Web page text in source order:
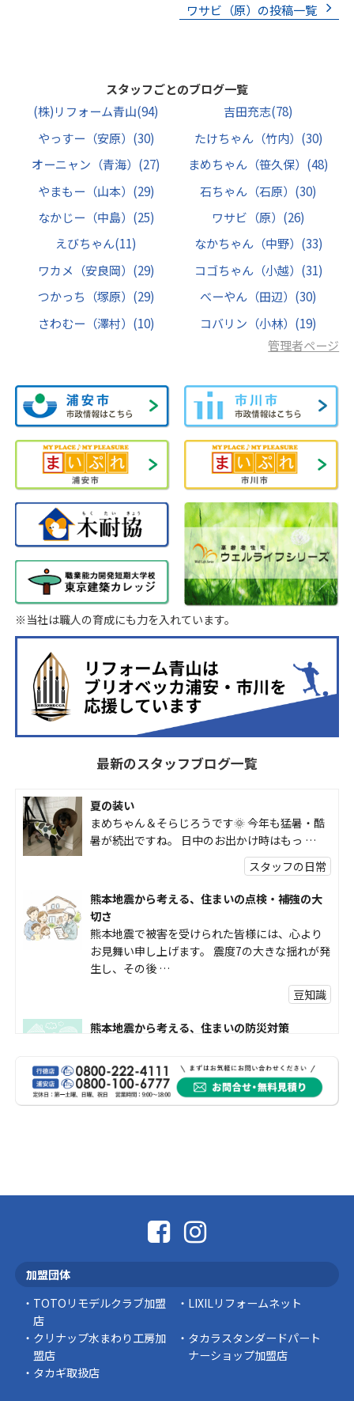
ワサビ（原）の投稿一覧
スタッフごとのブログ一覧
(株)リフォーム青山(94) 吉田充志(78)
やっすー（安原） (30) たけちゃん（竹内） (30)
オーニャン（青海） (27) まめちゃん（笹久保） (48)
やまもー（山本） (29) 石ちゃん（石原） (30)
なかじー（中島） (25) ワサビ（原） (26)
えびちゃん(11) なかちゃん（中野） (33)
ワカメ（安良岡） (29) コゴちゃん（小越） (31)
つかっち（塚原） (29) べーやん（田辺） (30)
さわむー（澤村） (10) コバリン（小林） (19)
管理者ページ
※当社は職人の育成にも力を入れています。
最新のスタッフブログ一覧
夏の装い
まめちゃん＆そらじろうです🌞 今年も猛暑・酷
暑が続出ですね。 日中のお出かけ時はもっ …
スタッフの日常
熊本地震から考える、住まいの点検・補強の大
切さ
熊本地震で被害を受けられた皆様には、心より
お見舞い申し上げます。 震度7の大きな揺れが発
生し、その後 …
豆知識
熊本地震から考える、住まいの防災対策
受けられた皆様に、心よりお見舞い申し上げま
す。 今回の地震 …
社長コラム
スタッフの日常
加盟団体
TOTOリモデルクラブ加盟
店
LIXILリフォームネット
クリナップ水まわり工房加
盟店
タカラスタンダードパート
ナーショップ加盟店
タカギ取扱店